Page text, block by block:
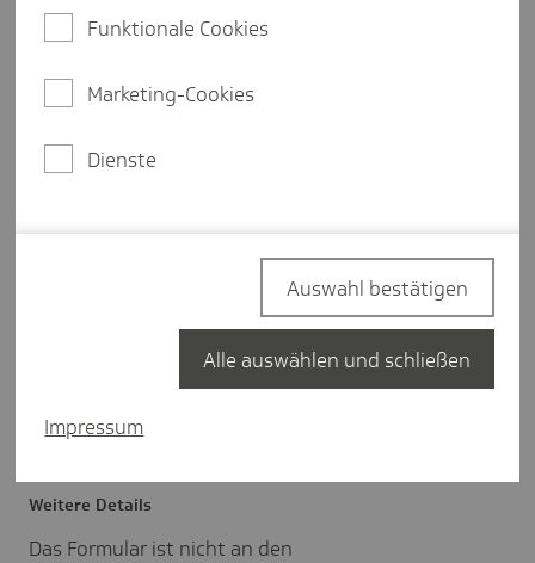
Das können sie tun, indem sie dies
erklären - zum Beispiel mit unserem
Wirkung für die Zukunft erklärt werden und
Wichtig zu wissen: Die Erklärung kann nicht
zurückgenommen werden.
Rentenversicherungsfreiheit
Weitere Details
Das Formular ist nicht an den
Funktionale Cookies
Marketing-Cookies
Dienste
Impressum
Auswahl bestätigen
Alle auswählen und schließen